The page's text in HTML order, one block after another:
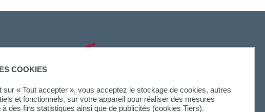
COOKIES
sur « Tout accepter », vous acceptez le stockage de cookies, autres
et fonctionnels, sur votre appareil pour réaliser des mesures
à des fins statistiques ainsi que de publicités (cookies Tiers).